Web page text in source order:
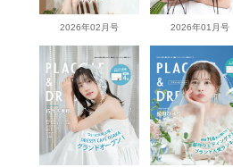
2026年02月号 2026年01月号